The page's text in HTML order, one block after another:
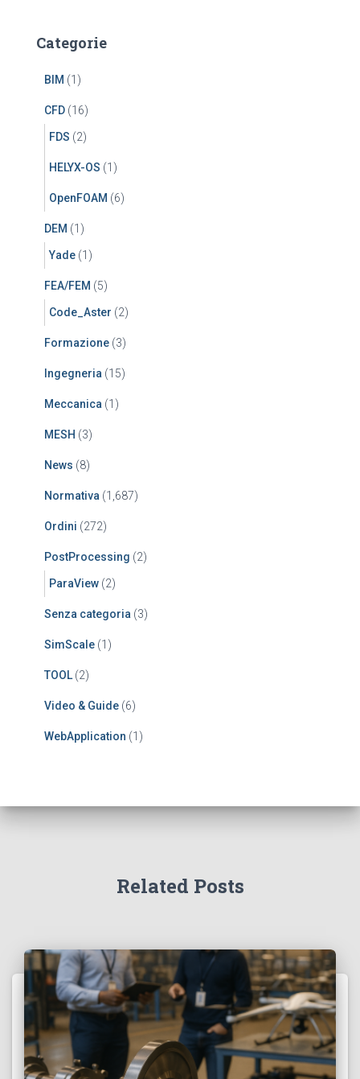
Categorie
BIM (1)
CFD (16)
FDS (2)
HELYX-OS (1)
OpenFOAM (6)
DEM (1)
Yade (1)
FEA/FEM (5)
Code_Aster (2)
Formazione (3)
Ingegneria (15)
Meccanica (1)
MESH (3)
News (8)
Normativa (1,687)
Ordini (272)
PostProcessing (2)
ParaView (2)
Senza categoria (3)
SimScale (1)
TOOL (2)
Video & Guide (6)
WebApplication (1)
Related Posts